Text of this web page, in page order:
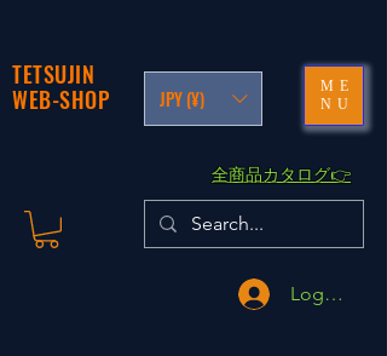
TETSUJIN
WEB-SHOP
JPY (¥)
ME
NU
​全商品カタログ👉
Logga in